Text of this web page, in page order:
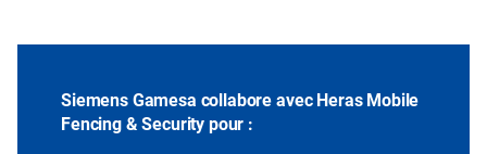
Siemens Gamesa collabore avec Heras Mobile
Fencing & Security pour :